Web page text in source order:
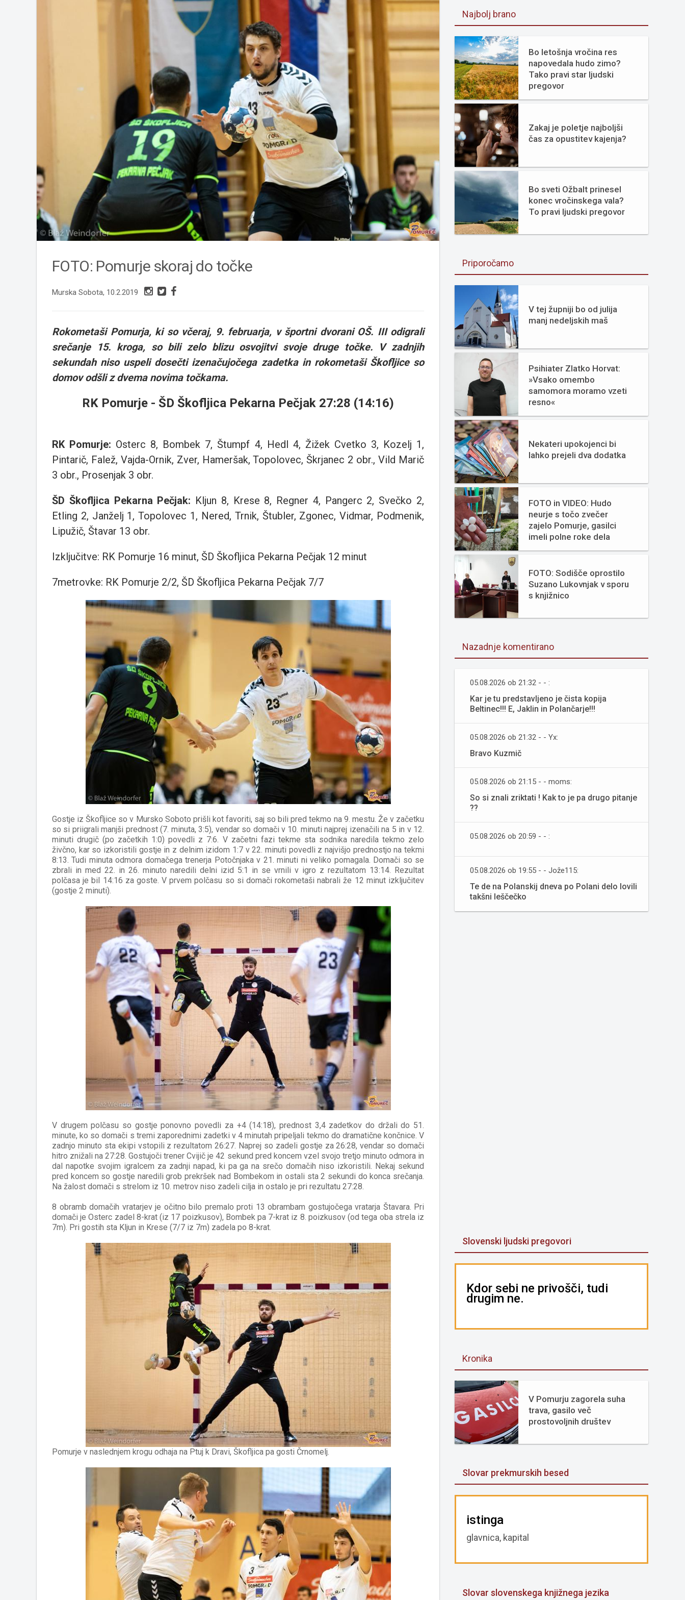
FOTO: Pomurje skoraj do točke
Murska Sobota, 10.2.2019
Rokometaši Pomurja, ki so včeraj, 9. februarja, v športni dvorani OŠ. III odigrali
srečanje 15. kroga, so bili zelo blizu osvojitvi svoje druge točke. V zadnjih
sekundah niso uspeli dosečti izenačujočega zadetka in rokometaši Škofljice so
domov odšli z dvema novima točkama.
RK Pomurje - ŠD Škofljica Pekarna Pečjak 27:28 (14:16)
RK Pomurje: Osterc 8, Bombek 7, Štumpf 4, Hedl 4, Žižek Cvetko 3, Kozelj 1,
Pintarič, Falež, Vajda-Ornik, Zver, Hameršak, Topolovec, Škrjanec 2 obr., Vild Marič
3 obr., Prosenjak 3 obr.
ŠD Škofljica Pekarna Pečjak: Kljun 8, Krese 8, Regner 4, Pangerc 2, Svečko 2,
Etling 2, Janželj 1, Topolovec 1, Nered, Trnik, Štubler, Zgonec, Vidmar, Podmenik,
Lipužič, Štavar 13 obr.
Izključitve: RK Pomurje 16 minut, ŠD Škofljica Pekarna Pečjak 12 minut
7metrovke: RK Pomurje 2/2, ŠD Škofljica Pekarna Pečjak 7/7
Gostje iz Škofljice so v Mursko Soboto prišli kot favoriti, saj so bili pred tekmo na 9. mestu. Že v začetku
so si priigrali manjši prednost (7. minuta, 3:5), vendar so domači v 10. minuti najprej izenačili na 5 in v 12.
minuti drugič (po začetkih 1:0) povedli z 7:6. V začetni fazi tekme sta sodnika naredila tekmo zelo
živčno, kar so izkoristili gostje in z delnim izidom 1:7 v 22. minuti povedli z najvišjo prednostjo na tekmi
8:13. Tudi minuta odmora domačega trenerja Potočnjaka v 21. minuti ni veliko pomagala. Domači so se
zbrali in med 22. in 26. minuto naredili delni izid 5:1 in se vrnili v igro z rezultatom 13:14. Rezultat
polčasa je bil 14:16 za goste. V prvem polčasu so si domači rokometaši nabrali že 12 minut izključitev
(gostje 2 minuti).
V drugem polčasu so gostje ponovno povedli za +4 (14:18), prednost 3,4 zadetkov do držali do 51.
minute, ko so domači s tremi zaporednimi zadetki v 4 minutah pripeljali tekmo do dramatične končnice. V
zadnjo minuto sta ekipi vstopili z rezultatom 26:27. Naprej so zadeli gostje za 26:28, vendar so domači
hitro znižali na 27:28. Gostujoči trener Cvijič je 42 sekund pred koncem vzel svojo tretjo minuto odmora in
dal napotke svojim igralcem za zadnji napad, ki pa ga na srečo domačih niso izkoristili. Nekaj sekund
pred koncem so gostje naredili grob prekršek nad Bombekom in ostali sta 2 sekundi do konca srečanja.
Na žalost domači s strelom iz 10. metrov niso zadeli cilja in ostalo je pri rezultatu 27:28.
8 obramb domačih vratarjev je očitno bilo premalo proti 13 obrambam gostujočega vratarja Štavara. Pri
domači je Osterc zadel 8-krat (iz 17 poizkusov), Bombek pa 7-krat iz 8. poizkusov (od tega oba strela iz
7m). Pri gostih sta Kljun in Krese (7/7 iz 7m) zadela po 8-krat.
Pomurje v naslednjem krogu odhaja na Ptuj k Dravi, Škofljica pa gosti Črnomelj.
Najbolj brano
Bo letošnja vročina res
napovedala hudo zimo?
Tako pravi star ljudski
pregovor
Zakaj je poletje najboljši
čas za opustitev kajenja?
Bo sveti Ožbalt prinesel
konec vročinskega vala?
To pravi ljudski pregovor
Priporočamo
V tej župniji bo od julija
manj nedeljskih maš
Psihiater Zlatko Horvat:
»Vsako omembo
samomora moramo vzeti
resno«
Nekateri upokojenci bi
lahko prejeli dva dodatka
FOTO in VIDEO: Hudo
neurje s točo zvečer
zajelo Pomurje, gasilci
imeli polne roke dela
FOTO: Sodišče oprostilo
Suzano Lukovnjak v sporu
s knjižnico
Nazadnje komentirano
05.08.2026 ob 21:32 - - :
Kar je tu predstavljeno je čista kopija
Beltinec!!! E, Jaklin in Polančarje!!!
05.08.2026 ob 21:32 - - Yx:
Bravo Kuzmič
05.08.2026 ob 21:15 - - moms:
So si znali zriktati ! Kak to je pa drugo pitanje
??
05.08.2026 ob 20:59 - - :
05.08.2026 ob 19:55 - - Jože115:
Te de na Polanskij dneva po Polani delo lovili
takšni leščečko
Slovenski ljudski pregovori
Kdor sebi ne privošči, tudi
drugim ne.
Kronika
V Pomurju zagorela suha
trava, gasilo več
prostovoljnih društev
Slovar prekmurskih besed
istinga
glavnica, kapital
Slovar slovenskega knjižnega jezika